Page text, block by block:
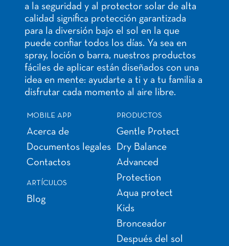
a la seguridad y al protector solar de alta
calidad significa protección garantizada
para la diversión bajo el sol en la que
puede confiar todos los días. Ya sea en
spray, loción o barra, nuestros productos
fáciles de aplicar están diseñados con una
idea en mente: ayudarte a ti y a tu familia a
disfrutar cada momento al aire libre.
MOBILE APP
Acerca de
Documentos legales
Contactos
ARTÍCULOS
Blog
PRODUCTOS
Gentle Protect
Dry Balance
Advanced
Protection
Aqua protect
Kids
Bronceador
Después del sol